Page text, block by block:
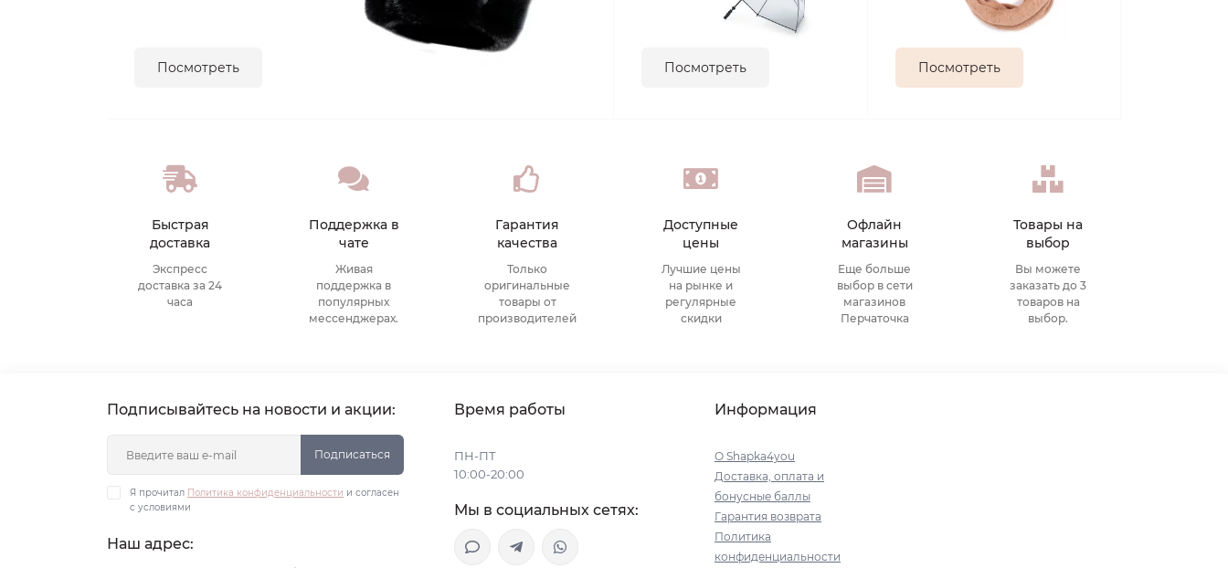
Посмотреть Посмотреть Посмотреть
Быстрая
доставка
Экспресс
доставка за 24
часа
Поддержка в
чате
Живая
поддержка в
популярных
мессенджерах.
Гарантия
качества
Только
оригинальные
товары от
производителей
Доступные
цены
Лучшие цены
на рынке и
регулярные
скидки
Офлайн
магазины
Еще больше
выбор в сети
магазинов
Перчаточка
Товары на
выбор
Вы можете
заказать до 3
товаров на
выбор.
Подписывайтесь на новости и акции:
Подписаться
Я прочитал Политика конфиденциальности и согласен
с условиями
Наш адрес:
Время работы
ПН-ПТ
10:00-20:00
Мы в социальных сетях:
Информация
О Shapka4you
Доставка, оплата и
бонусные баллы
Гарантия возврата
Политика
конфиденциальности